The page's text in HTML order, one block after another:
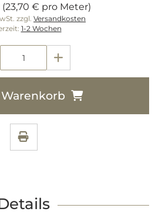
€ pro Meter)
zzgl. Versandkosten
1-2 Wochen